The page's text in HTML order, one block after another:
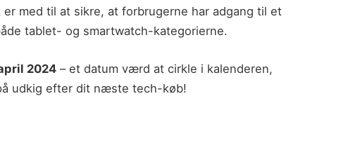
med til at sikre, at forbrugerne har adgang til et
tablet- og smartwatch-kategorierne.
2024 – et datum værd at cirkle i kalenderen,
udkig efter dit næste tech-køb!